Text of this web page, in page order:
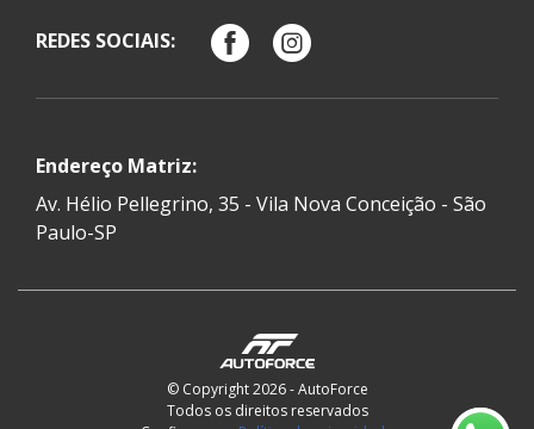
REDES SOCIAIS:
Endereço Matriz:
Av. Hélio Pellegrino, 35 - Vila Nova Conceição - São
Paulo-SP
© Copyright 2026 - AutoForce
Todos os direitos reservados